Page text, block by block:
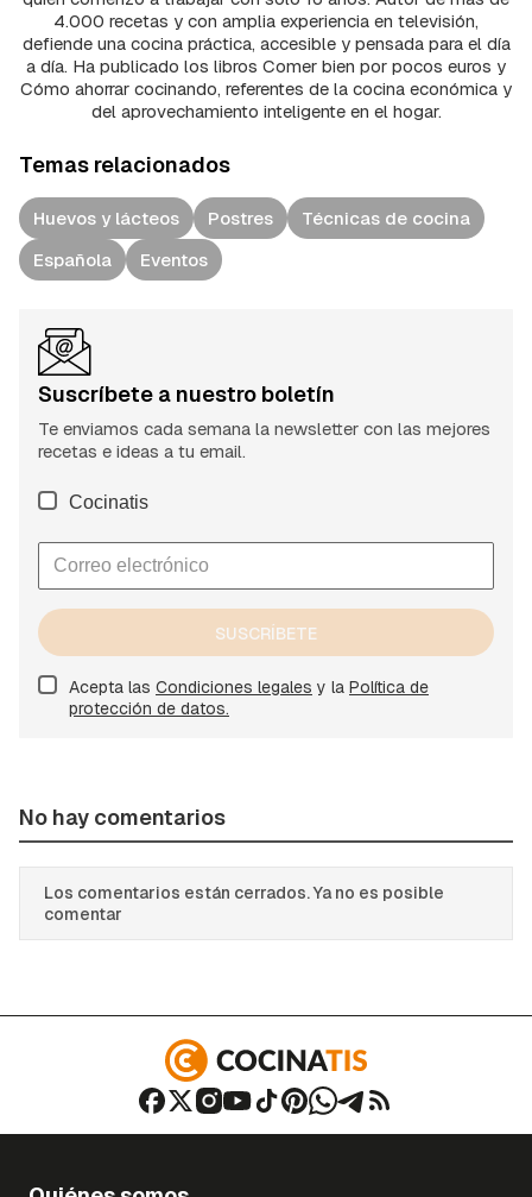
4.000 recetas y con amplia experiencia en televisión,
defiende una cocina práctica, accesible y pensada para el día
a día. Ha publicado los libros Comer bien por pocos euros y
Cómo ahorrar cocinando, referentes de la cocina económica y
del aprovechamiento inteligente en el hogar.
Temas relacionados
Huevos y lácteos Postres
Técnicas de cocina
Española
Eventos
Suscríbete a nuestro boletín
Te enviamos cada semana la newsletter con las mejores
recetas e ideas a tu email.
Cocinatis
SUSCRÍBETE
Acepta las Condiciones legales y la Política de
protección de datos.
No hay comentarios
Los comentarios están cerrados. Ya no es posible
comentar